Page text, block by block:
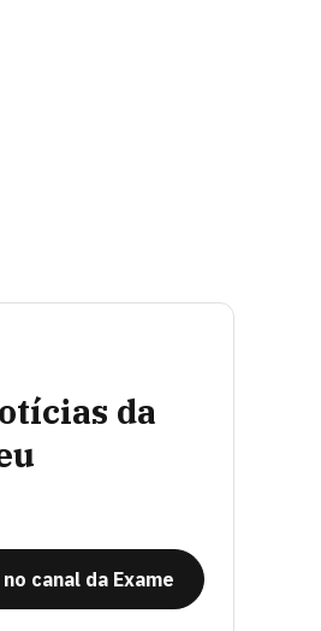
da
canal da Exame